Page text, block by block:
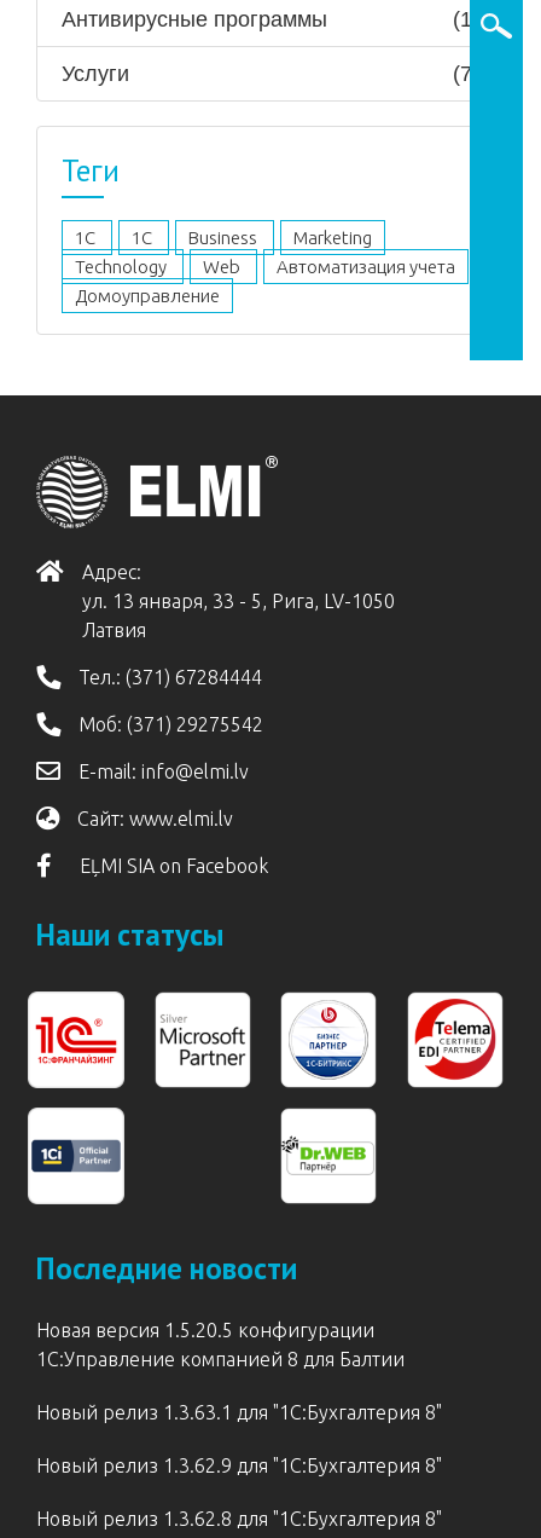
Антивирусные программы (1)
Услуги (7)
Теги
1C 1С Business
Marketing
Technology
Web
Автоматизация учета
Домоуправление
Адрес:
ул. 13 января, 33 - 5, Рига, LV-1050
Латвия
Тел.: (371) 67284444
Моб: (371) 29275542
E-mail: info@elmi.lv
Сайт: www.elmi.lv
EĻMI SIA on Facebook
Наши статусы
Последние новости
Новая версия 1.5.20.5 конфигурации
1С:Управление компанией 8 для Балтии
Новый релиз 1.3.63.1 для "1С:Бухгалтерия 8"
Новый релиз 1.3.62.9 для "1С:Бухгалтерия 8"
Новый релиз 1.3.62.8 для "1С:Бухгалтерия 8"